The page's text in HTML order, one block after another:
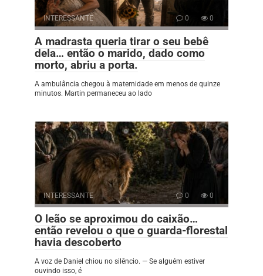
INTERESSANTE 0 0
A madrasta queria tirar o seu bebê
dela… então o marido, dado como
morto, abriu a porta.
A ambulância chegou à maternidade em menos de quinze
minutos. Martin permaneceu ao lado
INTERESSANTE 0 0
O leão se aproximou do caixão…
então revelou o que o guarda-florestal
havia descoberto
A voz de Daniel chiou no silêncio. — Se alguém estiver
ouvindo isso, é